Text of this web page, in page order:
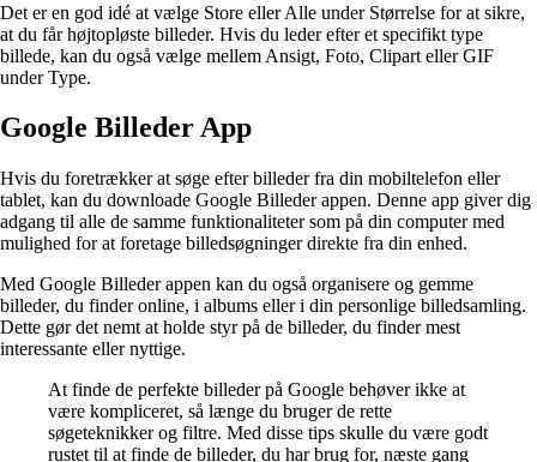
Det er en god idé at vælge Store eller Alle under Størrelse for at sikre,
at du får højtopløste billeder. Hvis du leder efter et specifikt type
billede, kan du også vælge mellem Ansigt, Foto, Clipart eller GIF
under Type.
Google Billeder App
Hvis du foretrækker at søge efter billeder fra din mobiltelefon eller
tablet, kan du downloade Google Billeder appen. Denne app giver dig
adgang til alle de samme funktionaliteter som på din computer med
mulighed for at foretage billedsøgninger direkte fra din enhed.
Med Google Billeder appen kan du også organisere og gemme
billeder, du finder online, i albums eller i din personlige billedsamling.
Dette gør det nemt at holde styr på de billeder, du finder mest
interessante eller nyttige.
At finde de perfekte billeder på Google behøver ikke at
være kompliceret, så længe du bruger de rette
søgeteknikker og filtre. Med disse tips skulle du være godt
rustet til at finde de billeder, du har brug for, næste gang